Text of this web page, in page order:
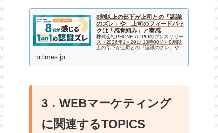
8割以上の部下が上司との「認識
のズレ」や、上司のフィードバッ
クは「感覚頼み」と実感
株式会社PHONE APPLIのプレスリリー
ス（2026年1月29日 13時00分）8割以
上の部下が上司との「認識のズレ」や、
prtimes.jp
3．WEBマーケティング
に関連するTOPICS